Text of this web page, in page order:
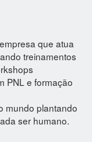
que atua
treinamentos
PNL e formação
mundo plantando
ser humano.